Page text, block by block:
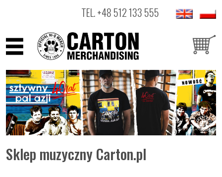
TEL.+48 512 133 555
ARTYŚCI
PRODUKTY
OUTLET
Sklep muzyczny Carton.pl